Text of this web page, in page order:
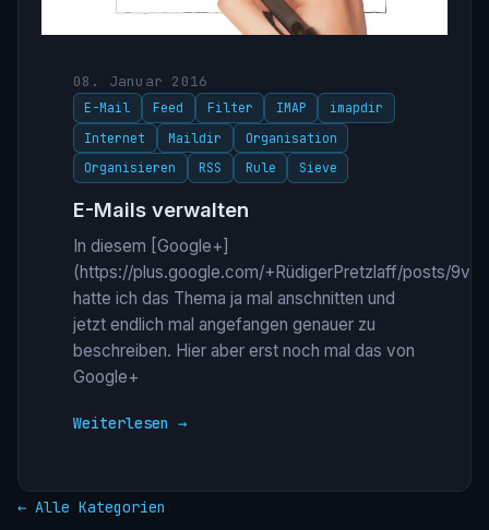
08. Januar 2016
E-Mail Feed Filter IMAP
imapdir
Internet
Maildir
Organisation
Organisieren
RSS Rule Sieve
E-Mails verwalten
In diesem [Google+]
(https://plus.google.com/+RüdigerPretzlaff/posts/
hatte ich das Thema ja mal anschnitten und
jetzt endlich mal angefangen genauer zu
beschreiben. Hier aber erst noch mal das von
Google+
Weiterlesen →
← Alle Kategorien